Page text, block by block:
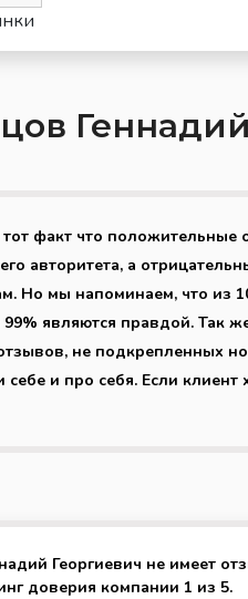
факт что
авторитета, а
Но мы напоминаем, что из
являются правдой. Так
не подкрепленных
и про себя. Если
Георгиевич не имеет
доверия компании 1 из 5.